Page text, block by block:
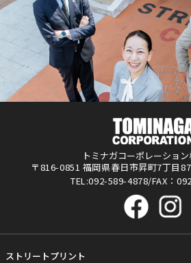
トミナガコーポレーショ
〒816-0851 福岡県春日市昇町7丁目
TEL:092-589-4878/FAX：
ストリートプリント